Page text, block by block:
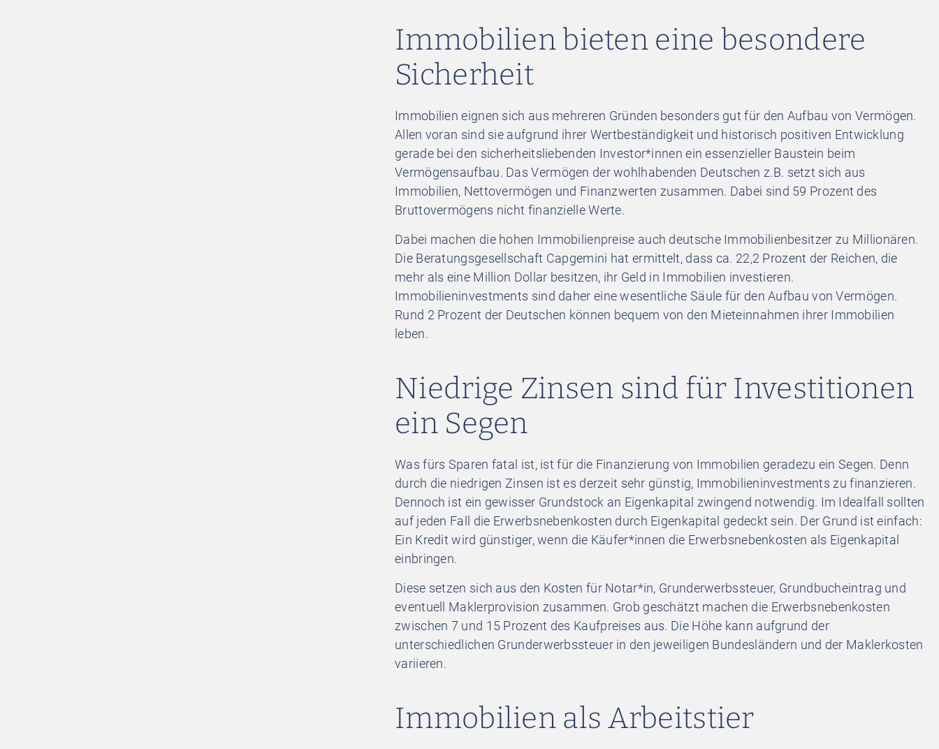
Immobilien bieten eine besondere
Sicherheit
Immobilien eignen sich aus mehreren Gründen besonders gut für den Aufbau von Vermögen.
Allen voran sind sie aufgrund ihrer Wertbeständigkeit und historisch positiven Entwicklung
gerade bei den sicherheitsliebenden Investor*innen ein essenzieller Baustein beim
Vermögensaufbau. Das Vermögen der wohlhabenden Deutschen z.B. setzt sich aus
Immobilien, Nettovermögen und Finanzwerten zusammen. Dabei sind 59 Prozent des
Bruttovermögens nicht finanzielle Werte.
Dabei machen die hohen Immobilienpreise auch deutsche Immobilienbesitzer zu Millionären.
Die Beratungsgesellschaft Capgemini hat ermittelt, dass ca. 22,2 Prozent der Reichen, die
mehr als eine Million Dollar besitzen, ihr Geld in Immobilien investieren.
Immobilieninvestments sind daher eine wesentliche Säule für den Aufbau von Vermögen.
Rund 2 Prozent der Deutschen können bequem von den Mieteinnahmen ihrer Immobilien
leben.
Niedrige Zinsen sind für Investitionen
ein Segen
Was fürs Sparen fatal ist, ist für die Finanzierung von Immobilien geradezu ein Segen. Denn
durch die niedrigen Zinsen ist es derzeit sehr günstig, Immobilieninvestments zu finanzieren.
Dennoch ist ein gewisser Grundstock an Eigenkapital zwingend notwendig. Im Idealfall sollten
auf jeden Fall die Erwerbsnebenkosten durch Eigenkapital gedeckt sein. Der Grund ist einfach:
Ein Kredit wird günstiger, wenn die Käufer*innen die Erwerbsnebenkosten als Eigenkapital
einbringen.
Diese setzen sich aus den Kosten für Notar*in, Grunderwerbssteuer, Grundbucheintrag und
eventuell Maklerprovision zusammen. Grob geschätzt machen die Erwerbsnebenkosten
zwischen 7 und 15 Prozent des Kaufpreises aus. Die Höhe kann aufgrund der
unterschiedlichen Grunderwerbssteuer in den jeweiligen Bundesländern und der Maklerkosten
variieren.
Immobilien als Arbeitstier